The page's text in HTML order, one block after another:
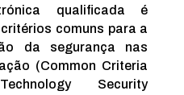
qualificada é
comuns para a
da segurança nas
(Common Criteria
Security